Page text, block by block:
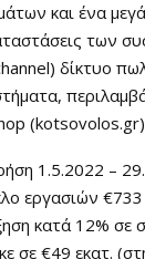
και ένα
των
δίκτυο
1.5.2022 –
εργασιών €733
κατά 12% σε
σε €49 εκατ.